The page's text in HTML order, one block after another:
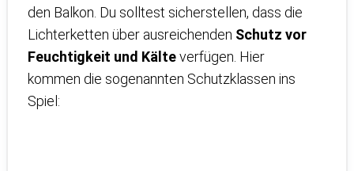
den Balkon. Du solltest sicherstellen, dass die
Lichterketten über ausreichenden Schutz vor
Feuchtigkeit und Kälteverfügen. Hier
kommen die sogenannten Schutzklassen ins
Spiel: